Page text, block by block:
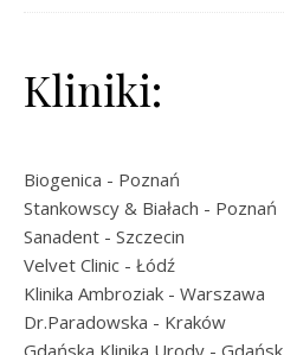
Kliniki:
Biogenica - Poznań
Stankowscy & Białach - Poznań
Sanadent - Szczecin
Velvet Clinic - Łódź
Klinika Ambroziak - Warszawa
Dr.Paradowska - Kraków
Gdańska Klinika Urody - Gdańsk